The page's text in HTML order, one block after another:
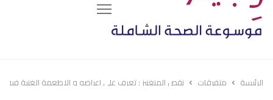
Menu
الرئيسة متفرقات نقص المنغنيز : تعرف على اعراضه و الاطعمة الغنية فيه